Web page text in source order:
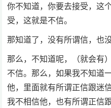
你不知道，你要去接受，这
受，这就是不信。
那知道了，没有所谓信，也
那么，不知道呢，（就会有
不信。那么，如果我不知道
他，里面就有所谓正信跟迷
我不相信他，也有所谓正信跟